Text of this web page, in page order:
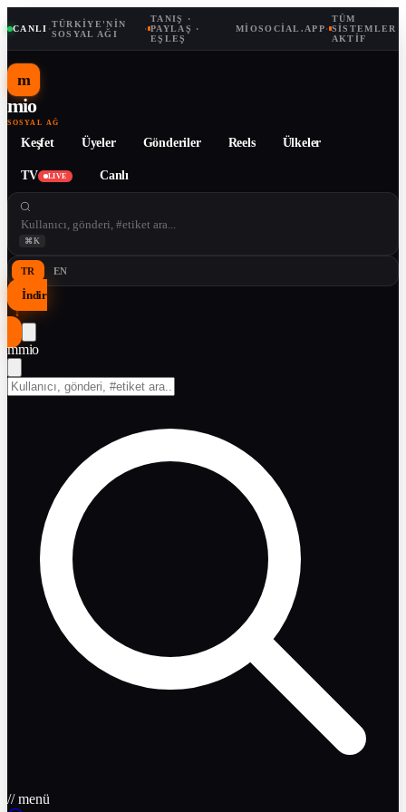
CANLI ·TÜRKIYE'NIN
SOSYAL AĞI
·
TANIŞ ·
PAYLAŞ ·
EŞLEŞ
MIOSOCIAL.APP·
TÜM
SISTEMLER
AKTIF
m
mio
SOSYAL AĞ
Keşfet Üyeler Gönderiler Reels Ülkeler
TV LIVE Canlı
⌘K
TR EN
İndir
↓
mmio
// menü